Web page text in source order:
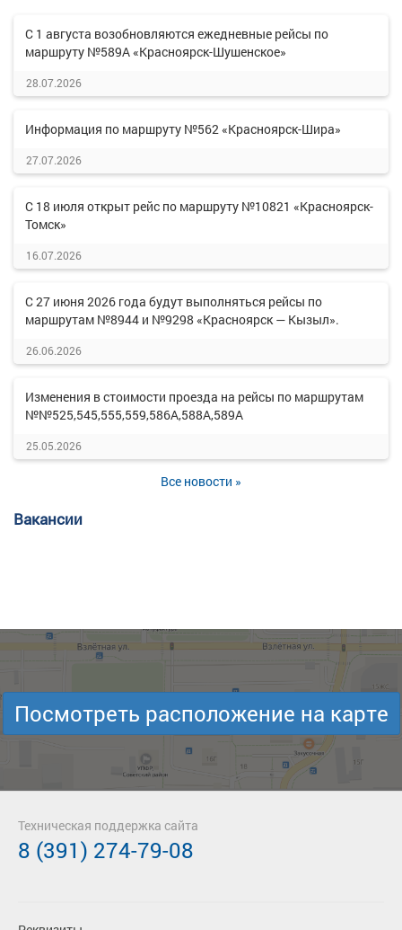
С 1 августа возобновляются ежедневные рейсы по
маршруту №589А «Красноярск-Шушенское»
28.07.2026
Информация по маршруту №562 «Красноярск-Шира»
27.07.2026
С 18 июля открыт рейс по маршруту №10821 «Красноярск-
Томск»
16.07.2026
С 27 июня 2026 года будут выполняться рейсы по
маршрутам №8944 и №9298 «Красноярск — Кызыл».
26.06.2026
Изменения в стоимости проезда на рейсы по маршрутам
№№525,545,555,559,586А,588А,589А
25.05.2026
Все новости »
Вакансии
Посмотреть расположение на карте
Техническая поддержка сайта
8 (391) 274-79-08